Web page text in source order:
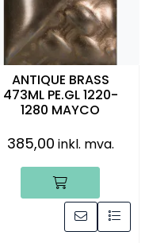
ANTIQUE BRASS
473ML PE.GL 1220-
1280 MAYCO
385,00 inkl. mva.